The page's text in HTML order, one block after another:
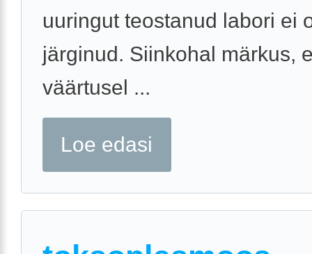
uuringut teostanud labori ei
järginud. Siinkohal märkus,
väärtusel ...
Loe edasi